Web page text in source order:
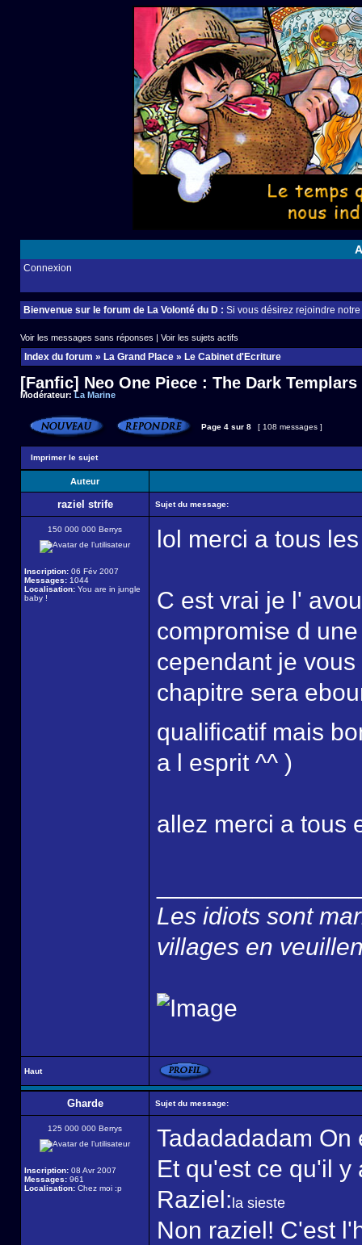
Connexion
Bienvenue sur le forum de La Volonté du D : Si vous désirez rejoindre
Voir les messages sans réponses | Voir les sujets actifs
Index du forum » La Grand Place » Le Cabinet d'Ecriture
[Fanfic] Neo One Piece : The Dark
Modérateur:La Marine
Page 4 sur 8 [ 108 messages ]
Imprimer le sujet
Auteur
raziel strife Sujet du message:
150 000 000 Berrys
Inscription: 06 Fév 2007
Messages: 1044
Localisation: You are in jungle
baby !
lol merci a tous
C est vrai je l'
compromise d
cependant je
chapitre sera
qualificatif mais
a l esprit ^^ )
allez merci a tous
Les idiots sont
villages en
Haut
Gharde Sujet du message:
125 000 000 Berrys
Inscription: 08 Avr 2007
Messages: 961
Localisation: Chez moi :p
Tadadadadam On
Et qu'est ce qu'il y
Raziel: la sieste
Non raziel! C'est